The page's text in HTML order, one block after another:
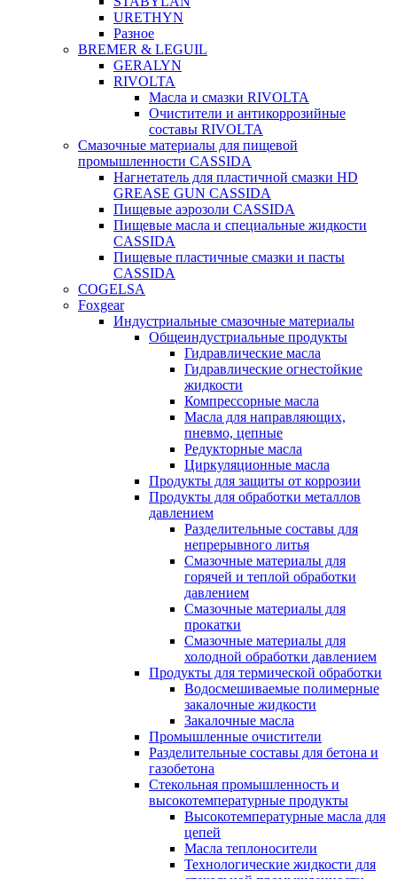
URETHYN
Разное
BREMER & LEGUIL
GERALYN
RIVOLTA
Масла и смазки RIVOLTA
Очистители и антикоррозийные
составы RIVOLTA
Смазочные материалы для пищевой
промышленности CASSIDA
Нагнетатель для пластичной смазки HD
GREASE GUN CASSIDA
Пищевые аэрозоли CASSIDA
Пищевые масла и специальные жидкости
CASSIDA
Пищевые пластичные смазки и пасты
CASSIDA
COGELSA
Foxgear
Индустриальные смазочные материалы
Общеиндустриальные продукты
Гидравлические масла
Гидравлические огнестойкие
жидкости
Компрессорные масла
Масла для направляющих,
пневмо, цепные
Редукторные масла
Циркуляционные масла
Продукты для защиты от коррозии
Продукты для обработки металлов
давлением
Разделительные составы для
непрерывного литья
Смазочные материалы для
горячей и теплой обработки
давлением
Смазочные материалы для
прокатки
Смазочные материалы для
холодной обработки давлением
Продукты для термической обработки
Водосмешиваемые полимерные
закалочные жидкости
Закалочные масла
Промышленные очистители
Разделительные составы для бетона и
газобетона
Стекольная промышленность и
высокотемпературные продукты
Высокотемпературные масла для
цепей
Масла теплоносители
Технологические жидкости для